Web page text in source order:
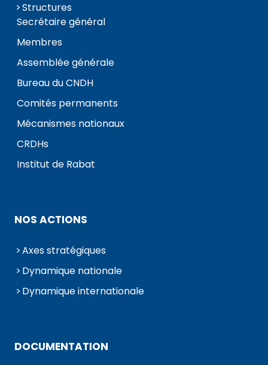
Structures
Secrétaire général
Membres
Assemblée générale
Bureau du CNDH
Comités permanents
Mécanismes nationaux
CRDHs
Institut de Rabat
NOS ACTIONS
Axes stratégiques
Dynamique nationale
Dynamique internationale
DOCUMENTATION